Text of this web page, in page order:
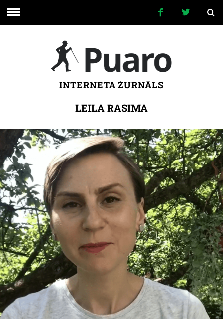
INTERNETA ŽURNĀLS
LEILA RASIMA